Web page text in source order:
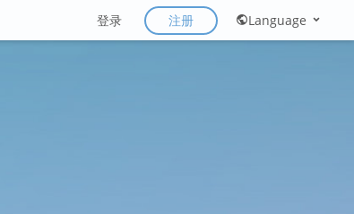
登录 注册 Language